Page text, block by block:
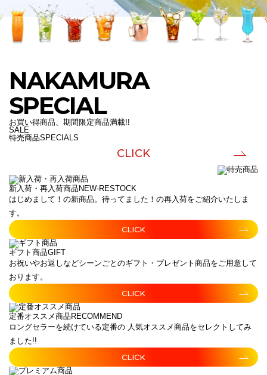
NAKAMURA
SPECIAL
お買い得商品、期間限定商品満載!!
SALE
特売商品SPECIALS
CLICK
新入荷・再入荷商品 NEW-RESTOCK
はじめまして！の新商品。待ってました！の再入荷をご紹介いたしま
す。
CLICK
ギフト商品GIFT
お祝いやお返しなどシーンごとのギフト・プレゼント商品をご用意して
おります。
CLICK
定番オススメ商品 RECOMMEND
ロングセラーを続けている定番の 人気オススメ商品をセレクトしてみ
ました!!
CLICK